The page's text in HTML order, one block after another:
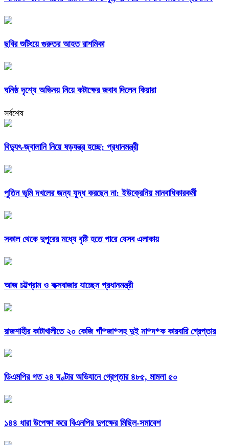
ছবির শুটিংয়ে গুরুতর আহত রাশমিকা
ঘনিষ্ঠ দৃশ্যে অভিনয় নিয়ে কটাক্ষের জবাব দিলেন কিয়ারা
সর্বশেষ
বিদ্যুৎ-জ্বালানি নিয়ে ষড়যন্ত্র হচ্ছে: প্রধানমন্ত্রী
পুতিন ভূমি দখলের জন্য যুদ্ধ করছেন না: ইউক্রেনিয় মানবাধিকারকর্মী
সকাল থেকে দুপুরের মধ্যে বৃষ্টি হতে পারে যেসব এলাকায়
আজ চট্টগ্রাম ও কক্সবাজার যাচ্ছেন প্রধানমন্ত্রী
রাজশাহীর কাটাখালীতে ২০ কেজি গাঁ*জা*সহ দুই মা*দ*ক কারবারি গ্রেপ্তার
ডিএমপির গত ২৪ ঘণ্টার অভিযানে গ্রেপ্তার ৪৮৫, মামলা ৫০
১৪৪ ধারা উপেক্ষা করে বিএনপির দুপক্ষের মিছিল-সমাবেশ